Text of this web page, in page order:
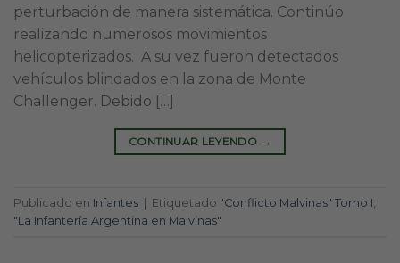
perturbación de manera sistemática. Continúo
realizando numerosos movimientos
helicopterizados. A su vez fueron detectados
vehículos blindados en la zona de Monte
Challenger. Debido […]
CONTINUAR LEYENDO →
Publicado en Infantes | Etiquetado "Conflicto Malvinas" Tomo I
"La Infantería Argentina en Malvinas"